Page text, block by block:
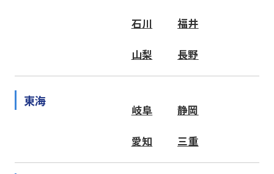
石川 福井
山梨 長野
東海
岐阜 静岡
愛知 三重